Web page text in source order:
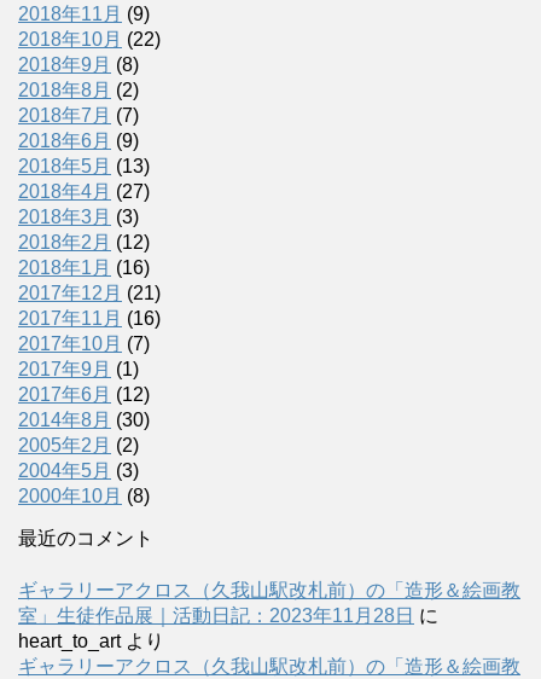
2018年11月 (9)
2018年10月 (22)
2018年9月 (8)
2018年8月 (2)
2018年7月 (7)
2018年6月 (9)
2018年5月 (13)
2018年4月 (27)
2018年3月 (3)
2018年2月 (12)
2018年1月 (16)
2017年12月 (21)
2017年11月 (16)
2017年10月 (7)
2017年9月 (1)
2017年6月 (12)
2014年8月 (30)
2005年2月 (2)
2004年5月 (3)
2000年10月 (8)
最近のコメント
ギャラリーアクロス（久我山駅改札前）の「造形＆絵画教
室」生徒作品展｜活動日記：2023年11月28日 に
heart_to_artより
ギャラリーアクロス（久我山駅改札前）の「造形＆絵画教